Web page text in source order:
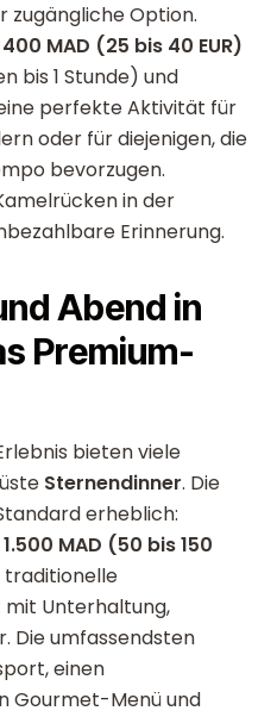
zugängliche Option.
MAD (25 bis 40 EUR)
bis 1 Stunde) und
perfekte Aktivität für
oder für diejenigen, die
bevorzugen.
in der
Erinnerung.
Abend in
Premium-
bieten viele
Sternendinner. Die
erheblich:
MAD (50 bis 150
traditionelle
Unterhaltung,
Die umfassendsten
einen
Gourmet-Menü und